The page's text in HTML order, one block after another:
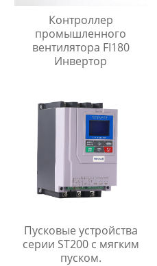
Контроллер
промышленного
вентилятора FI180
Инвертор
Пусковые устройства
серии ST200 с мягким
пуском.